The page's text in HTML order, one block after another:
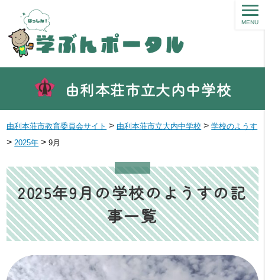
由利本荘市立大内中学校
MENU
由利本荘市教育委員会サイト > 由利本荘市立大内中学校 >学校のようす
> 2025年 >9月
2025年9月の学校のようすの記
事一覧